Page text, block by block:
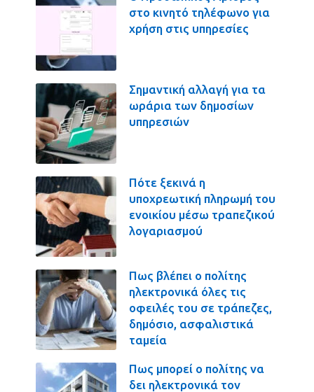
στο κινητό τηλέφωνο για
χρήση στις υπηρεσίες
Σημαντική αλλαγή για τα
ωράρια των δημοσίων
υπηρεσιών
Πότε ξεκινά η
υποχρεωτική πληρωμή του
ενοικίου μέσω τραπεζικού
λογαριασμού
Πως βλέπει ο πολίτης
ηλεκτρονικά όλες τις
οφειλές του σε τράπεζες,
δημόσιο, ασφαλιστικά
ταμεία
Πως μπορεί ο πολίτης να
δει ηλεκτρονικά τον